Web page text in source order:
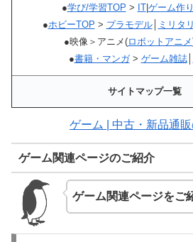
●学び/学習TOP > IT| ゲーム作り
●ホビーTOP > プラモデル│ ミリタ
●映像＞アニメ(ロボットアニメ
●書籍・マンガ> ゲーム雑誌│
サイトマップ一覧
ゲーム | 中古・新品通
ゲーム関連ページのご紹介
ゲーム関連ページをご